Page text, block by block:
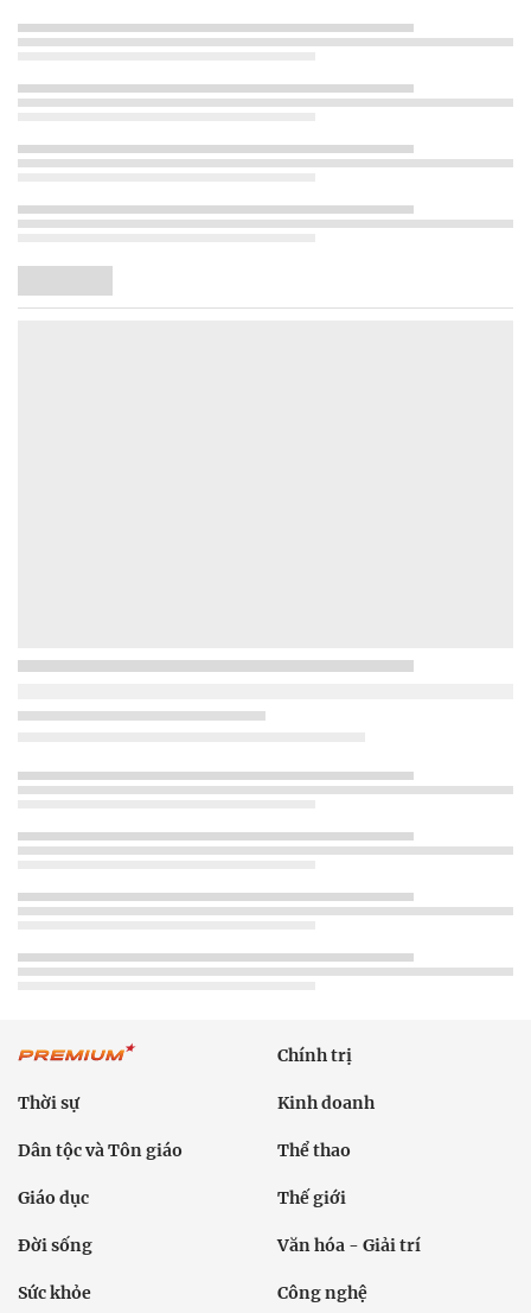
Chính trị
Thời sự Kinh doanh
Dân tộc và Tôn giáo Thể thao
Giáo dục Thế giới
Đời sống Văn hóa - Giải trí
Sức khỏe Công nghệ